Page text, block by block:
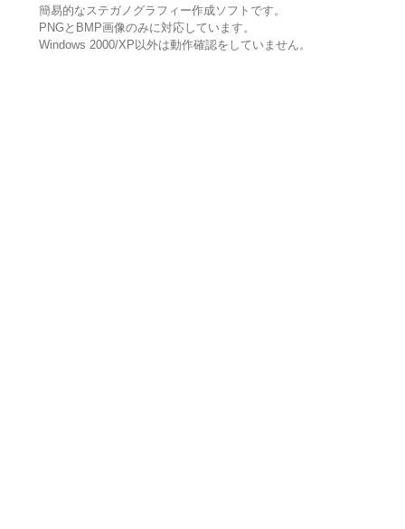
簡易的なステガノグラフィー作成ソフトです。
PNGとBMP画像のみに対応しています。
Windows 2000/XP以外は動作確認をしていません。